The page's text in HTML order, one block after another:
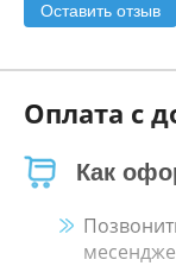
Оставить отзыв
Оплата с
Как